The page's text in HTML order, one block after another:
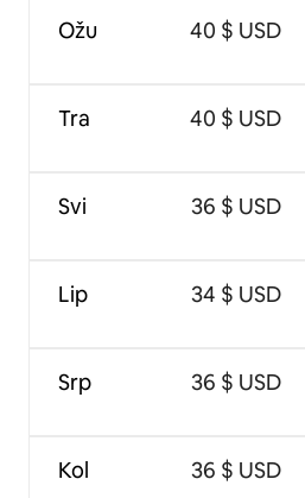
Ožu
Tra
Svi
Lip
Srp
Kol
40 $ USD
40 $ USD
36 $ USD
34 $ USD
36 $ USD
36 $ USD